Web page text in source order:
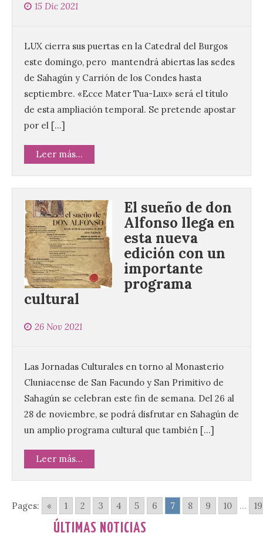
15 Dic 2021
LUX cierra sus puertas en la Catedral del Burgos
este domingo, pero mantendrá abiertas las sedes
de Sahagún y Carrión de los Condes hasta
septiembre. «Ecce Mater Tua-Lux» será el título
de esta ampliación temporal. Se pretende apostar
por el […]
Leer más...
El sueño de don
Alfonso llega en
esta nueva
edición con un
importante
programa
cultural
26 Nov 2021
Las Jornadas Culturales en torno al Monasterio
Cluniacense de San Facundo y San Primitivo de
Sahagún se celebran este fin de semana. Del 26 al
28 de noviembre, se podrá disfrutar en Sahagún de
un amplio programa cultural que también […]
Leer más...
Pages: « 1 2 3 4 5 6 7 8 9 10 ... 19
ÚLTIMAS NOTICIAS
Las salas del antiguo
Cabrillanes (Babia) acogen
ILC’
8 Ago 2026
La muestra, que podrá
contemplarse hasta el
próximo 4 de octubre,
plantea tanto los temas
fascinaban a este autor de talla
Montaña Occidental. […]